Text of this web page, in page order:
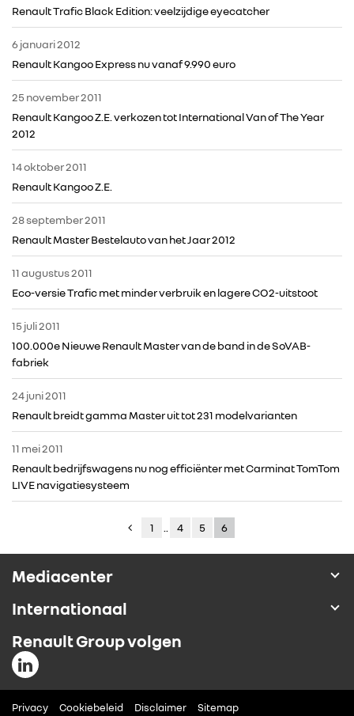
ALPINE
ALLIANCE
CONTACT
Renault Trafic Black Edition: veelzijdige eyecatcher
6 januari 2012
Renault Kangoo Express nu vanaf 9.990 euro
25 november 2011
Renault Kangoo Z.E. verkozen tot International Van of The Year
2012
14 oktober 2011
Renault Kangoo Z.E.
28 september 2011
Renault Master Bestelauto van het Jaar 2012
11 augustus 2011
Eco-versie Trafic met minder verbruik en lagere CO2-uitstoot
15 juli 2011
100.000e Nieuwe Renault Master van de band in de SoVAB-
fabriek
24 juni 2011
Renault breidt gamma Master uit tot 231 modelvarianten
11 mei 2011
Renault bedrijfswagens nu nog efficiënter met Carminat TomTom
LIVE navigatiesysteem
1 4 5 6
Mediacenter
Internationaal
Renault Group volgen
Privacy Cookiebeleid Disclaimer Sitemap